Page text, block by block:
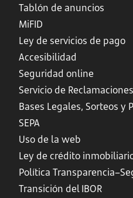
Tablón de anuncios
MiFID
Ley de servicios de pago
Accesibilidad
Seguridad online
Servicio de
Bases Legales, Sorteos y
SEPA
Uso de la web
Ley de crédito
Política
Transición del IBOR